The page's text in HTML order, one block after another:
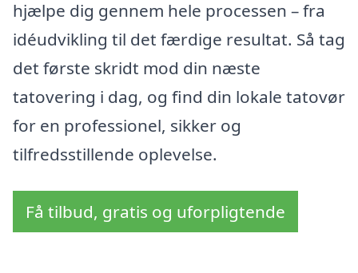
hjælpe dig gennem hele processen – fra
idéudvikling til det færdige resultat. Så tag
det første skridt mod din næste
tatovering i dag, og find din lokale tatovør
for en professionel, sikker og
tilfredsstillende oplevelse.
Få tilbud, gratis og uforpligtende